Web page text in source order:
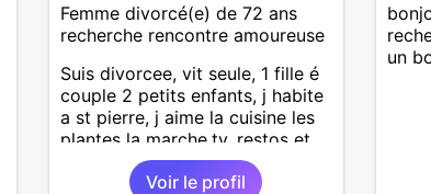
Femme divorcé(e) de 72 ans
recherche rencontre amoureuse
Suis divorcee, vit seule, 1 fille é
couple 2 petits enfants, j habite
a st pierre, j aime la cuisine les
plantes la marche,tv, restos et
voyages 1m65 68 kgse
Voir le profil
un